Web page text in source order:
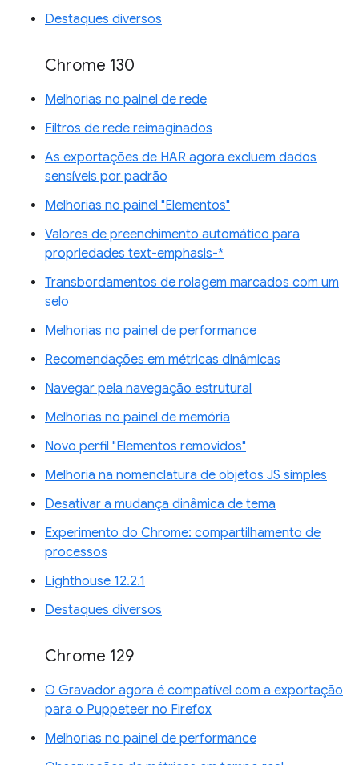
Destaques diversos
Chrome 130
Melhorias no painel de rede
Filtros de rede reimaginados
As exportações de HAR agora excluem dados
sensíveis por padrão
Melhorias no painel "Elementos"
Valores de preenchimento automático para
propriedades text-emphasis-*
Transbordamentos de rolagem marcados com um
selo
Melhorias no painel de performance
Recomendações em métricas dinâmicas
Navegar pela navegação estrutural
Melhorias no painel de memória
Novo perfil "Elementos removidos"
Melhoria na nomenclatura de objetos JS simples
Desativar a mudança dinâmica de tema
Experimento do Chrome: compartilhamento de
processos
Lighthouse 12.2.1
Destaques diversos
Chrome 129
O Gravador agora é compatível com a exportação
para o Puppeteer no Firefox
Melhorias no painel de performance